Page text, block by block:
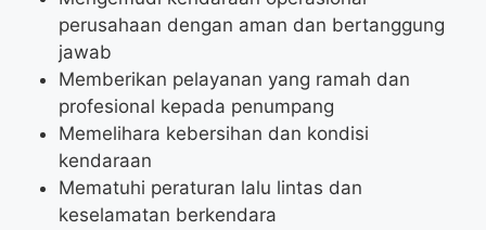
perusahaan dengan aman dan bertanggung
jawab
Memberikan pelayanan yang ramah dan
profesional kepada penumpang
Memelihara kebersihan dan kondisi
kendaraan
Mematuhi peraturan lalu lintas dan
keselamatan berkendara